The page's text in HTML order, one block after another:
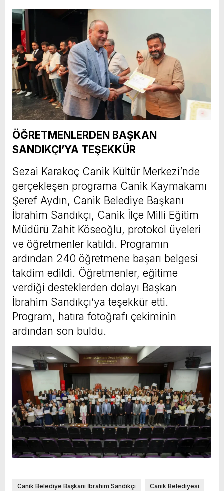
ÖĞRETMENLERDEN BAŞKAN
SANDIKÇI’YA TEŞEKKÜR
Sezai Karakoç Canik Kültür Merkezi’nde
gerçekleşen programa Canik Kaymakamı
Şeref Aydın, Canik Belediye Başkanı
İbrahim Sandıkçı, Canik İlçe Milli Eğitim
Müdürü Zahit Köseoğlu, protokol üyeleri
ve öğretmenler katıldı. Programın
ardından 240 öğretmene başarı belgesi
takdim edildi. Öğretmenler, eğitime
verdiği desteklerden dolayı Başkan
İbrahim Sandıkçı’ya teşekkür etti.
Program, hatıra fotoğrafı çekiminin
ardından son buldu.
Canik Belediye Başkanı İbrahim Sandıkçı Canik Belediyesi